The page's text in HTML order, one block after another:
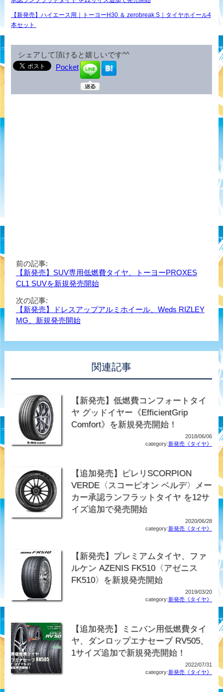
【新発売】ハイエース用｜トーヨーH30 ＆ zerobreak S｜タイヤホイール4
本セット
シェアして頂けると嬉しいです^^
Pocket
前の記事:
【新発売】SUV専用低燃費タイヤ、トーヨーPROXES
CL1 SUVを新規発売開始
次の記事:
【新発売】ドレスアップアルミホイール、Weds RIZLEY
MG、新規発売開始
関連記事
【新発売】低燃費コンフォートタイ
ヤ グッドイヤー《EfficientGrip
Comfort》を新規発売開始！
2018/06/06
category:新発売《タイヤ》
【追加発売】ピレリSCORPION
VERDE〈スコーピオン ベルデ〉メー
カー承認ランフラットタイヤ を12サ
イズ追加で発売開始
2020/06/28
category:新発売《タイヤ》
【新発売】プレミアムタイヤ、ファ
ルケン AZENIS FK510〈アゼニス
FK510〉を新規発売開始
2019/03/20
category:新発売《タイヤ》
【追加発売】ミニバン用低燃費タイ
ヤ、ダンロップエナセーブ RV505、
1サイズ追加で新規発売開始！
2022/07/31
category:新発売《タイヤ》